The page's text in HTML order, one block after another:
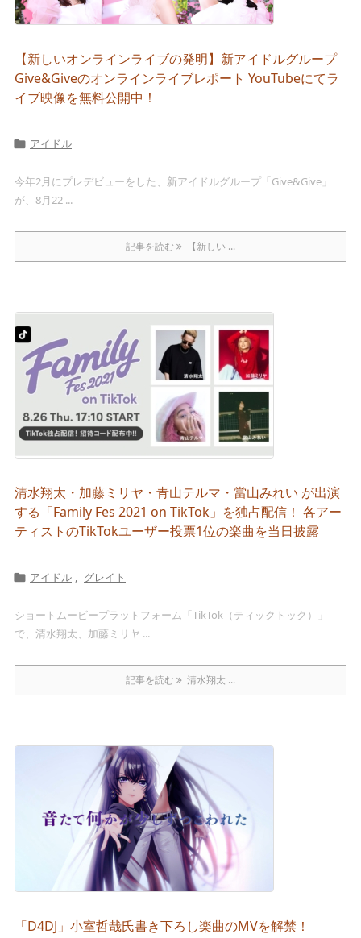
【新しいオンラインライブの発明】新アイドルグループ
Give&Giveのオンラインライブレポート YouTubeにてラ
イブ映像を無料公開中！
 アイドル
今年2月にプレデビューをした、新アイドルグループ「Give&Give」
が、8月22 ...
記事を読む 【新しい ...
清水翔太・加藤ミリヤ・青山テルマ・當山みれい が出演
する「Family Fes 2021 on TikTok」を独占配信！ 各アー
ティストのTikTokユーザー投票1位の楽曲を当日披露
 アイドル , グレイト
ショートムービープラットフォーム「TikTok（ティックトック）」
で、清水翔太、加藤ミリヤ ...
記事を読む 清水翔太 ...
「D4DJ」小室哲哉氏書き下ろし楽曲のMVを解禁！